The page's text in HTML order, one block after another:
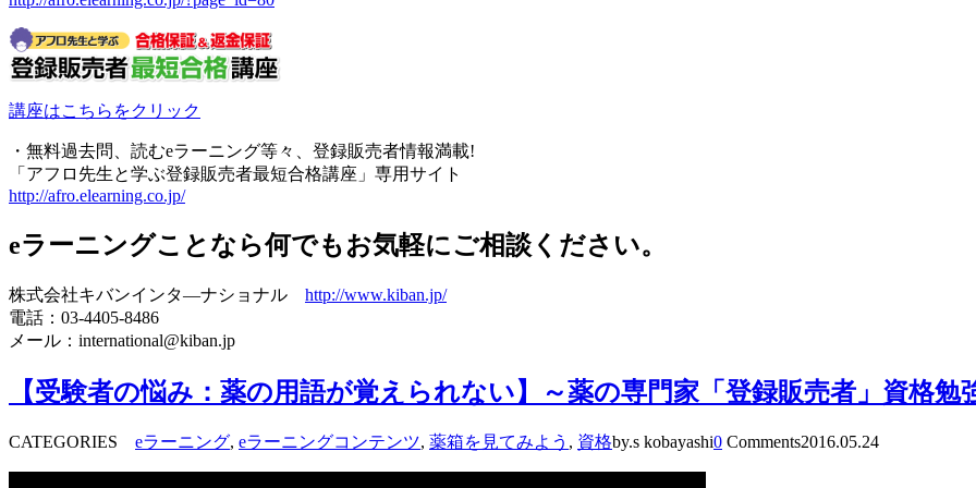
講座はこちらをクリック
・無料過去問、読むeラーニング等々、登録販売者情報満載!
「アフロ先生と学ぶ登録販売者最短合格講座」専用サイト
http://afro.elearning.co.jp/
eラーニングことなら何でもお気軽にご相談ください。
株式会社キバンインタ―ナショナル http://www.kiban.jp/
電話：03-4405-8486
メール：international@kiban.jp
【受験者の悩み：薬の用語が覚えられない】～薬の専門家「登録販売者」資格勉
CATEGORIES eラーニング, eラーニングコンテンツ, 薬箱を見てみよう , 資格by.s kobayashi0 Comments2016.05.24